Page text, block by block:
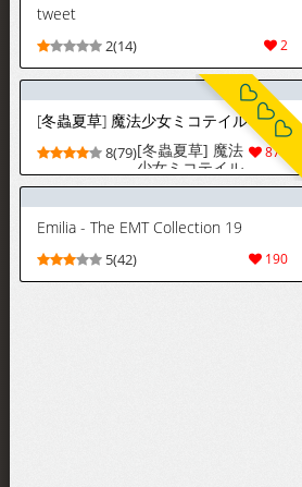
tweet
2
2(14)
[冬蟲夏草] 魔法少女ミコテイルちゃん [進行中] (オリジナル) [MJK-26-T3155]
874
8(79)[冬蟲夏草] 魔法
少女ミコテイル
ちゃん [進行中]
(オリジナル)
[MJK-26-T3155]
Emilia - The EMT Collection 19
190
5(42)